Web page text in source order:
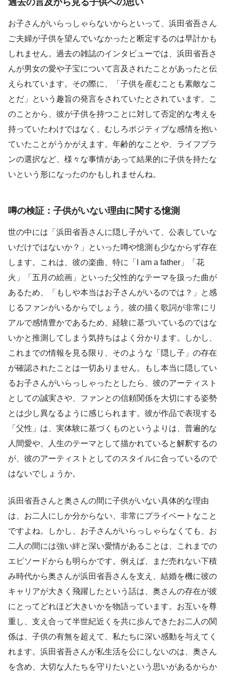
お子さんがいらっしゃらないからといって、浜田省吾さん
ご夫婦が子供を望んでいなかったと断定するのは早計かも
しれません。過去の雑誌のインタビューでは、浜田省吾さ
んが男女の愛や子宝について言及されたことがあったと伝
えられています。その際に、「子供を産むことも素敵なこ
とだ」という趣旨の発言をされていたとされています。こ
のことから、彼が子供を持つことに対して否定的な考えを
持っていたわけではなく、むしろポジティブな感情を抱い
ていたことがうかがえます。年齢的なことや、ライフプラ
ンの選択など、様々な事情があって結果的に子供を持たな
いという形になったのかもしれませんね。
噂の検証：子供がいない理由に関する憶測
世の中には「浜田省吾さんに隠し子がいて、公表していな
いだけではないか？」といった噂や憶測も少なからず存在
します。これは、彼の楽曲、特に「I am a father」「花
火」「五月の絵画」といった父性的なテーマを扱った曲が
あるため、「もしや本当はお子さんがいるのでは？」と感
じるファンがいるからでしょう。彼の描く歌詞が非常にリ
アルで感情豊かであるため、経験に基づいているのではな
いかと推測してしまう気持ちはよく分かります。しかし、
これまでの情報を見る限り、そのような「隠し子」の存在
が確認されたことは一切ありません。もし本当に隠してい
るお子さんがいらっしゃったとしたら、彼のアーティスト
としての誠実さや、ファンとの信頼関係を大切にする姿勢
とは少し異なるように感じられます。彼が作品で表現する
「父性」は、実体験に基づくものというよりは、普遍的な
人間愛や、人生のテーマとして描かれていると解釈するの
が、彼のアーティストとしてのスタイルに合っているので
はないでしょうか。
浜田省吾さんと奥さんの間に子供がいない具体的な理由
は、お二人にしか分からない、非常にプライベートなこと
ですよね。しかし、お子さんがいらっしゃらなくても、お
二人の間には強い絆と深い愛情があることは、これまでの
エピソードからも明らかです。例えば、まだ売れない下積
み時代から奥さんが浜田省吾さんを支え、結婚を機に彼の
キャリアが大きく飛躍したという話は、奥さんの存在が彼
にとってどれほど大きいかを物語っています。お互いを尊
重し、支え合って半世紀近くを共に歩んできたお二人の関
係は、子供の有無を超えて、私たちに深い感動を与えてく
れます。浜田省吾さんが私生活を公にしないのは、奥さん
を含め、大切な人たちを守りたいという思いがあるからか